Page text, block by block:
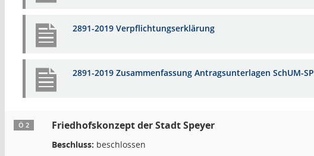
2891-2019 Verpflichtungserklärung
2891-2019 Zusammenfassung Antragsunterlagen SchUM-SP
Ö 2 Friedhofskonzept der Stadt Speyer
Beschluss: beschlossen